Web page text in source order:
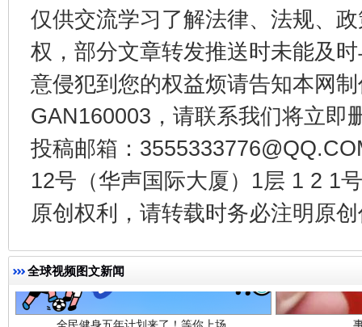
仅供交流学习了解法律、法规、
权，部分文章转发推送时未能及
意侵犯到您的权益烦请告知本网
GAN160003，请联系我们将立即
投稿邮箱：
12号（华声国际大厦）1层 1 2 1
原创权利，请转载时务必注明原
全球视频图文新闻
受贿1.44亿！段成刚被判无期 从幼